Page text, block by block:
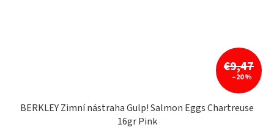
€9,47
–20 %
BERKLEY Zimní nástraha Gulp! Salmon Eggs Chartreuse
16gr Pink